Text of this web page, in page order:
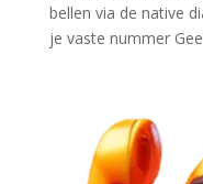
bellen via de native
je vaste nummer